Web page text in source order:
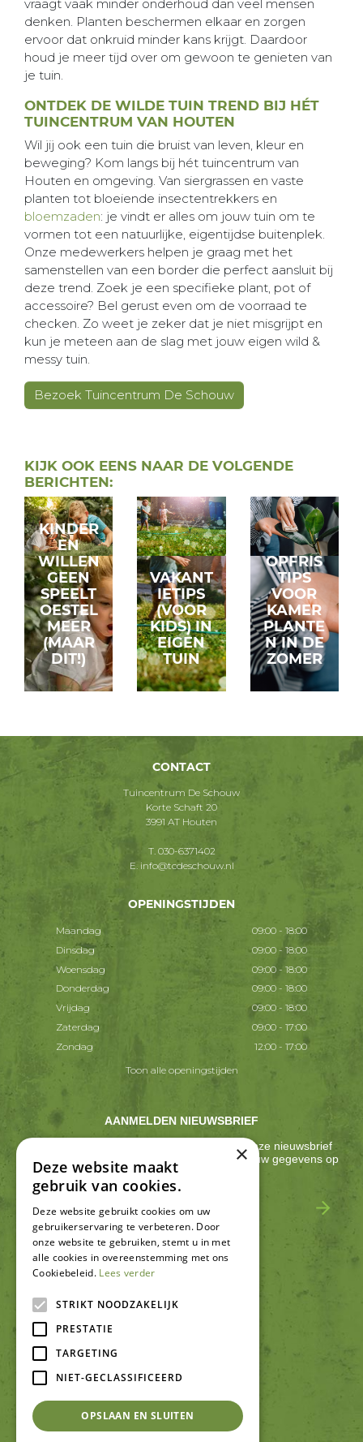
vraagt vaak minder onderhoud dan veel mensen
denken. Planten beschermen elkaar en zorgen
ervoor dat onkruid minder kans krijgt. Daardoor
houd je meer tijd over om gewoon te genieten van
je tuin.
ONTDEK DE WILDE TUIN TREND BIJ HÉT
TUINCENTRUM VAN HOUTEN
Wil jij ook een tuin die bruist van leven, kleur en
beweging? Kom langs bij hét tuincentrum van
Houten en omgeving. Van siergrassen en vaste
planten tot bloeiende insectentrekkers en
bloemzaden: je vindt er alles om jouw tuin om te
vormen tot een natuurlijke, eigentijdse buitenplek.
Onze medewerkers helpen je graag met het
samenstellen van een border die perfect aansluit bij
deze trend. Zoek je een specifieke plant, pot of
accessoire? Bel gerust even om de voorraad te
checken. Zo weet je zeker dat je niet misgrijpt en
kun je meteen aan de slag met jouw eigen wild &
messy tuin.
Bezoek Tuincentrum De Schouw
KIJK OOK EENS NAAR DE VOLGENDE
BERICHTEN:
KINDER
EN
WILLEN
GEEN
SPEELT
OESTEL
MEER
(MAAR
DIT!)
VAKANT
IETIPS
(VOOR
KIDS) IN
EIGEN
TUIN
OPFRIS
TIPS
VOOR
KAMER
PLANTE
N IN DE
ZOMER
CONTACT
Tuincentrum De Schouw
Korte Schaft 20
3991 AT Houten
T. 030-6371402
E. info@tcdeschouw.nl
OPENINGSTIJDEN
Maandag
09:00 - 18:00
Dinsdag
09:00 - 18:00
Woensdag
09:00 - 18:00
Donderdag
09:00 - 18:00
Vrijdag
09:00 - 18:00
Zaterdag
09:00 - 17:00
Zondag
12:00 - 17:00
Toon alle openingstijden
AANMELDEN NIEUWSBRIEF
Ontvang ongeveer één keer per 2 weken onze nieuwsbrief
met acties, nieuws & activiteiten! We slaan jouw gegevens op
conform onze
×
Deze website maakt
gebruik van cookies.
Deze website gebruikt cookies om uw
gebruikerservaring te verbeteren. Door
onze website te gebruiken, stemt u in met
alle cookies in overeenstemming met ons
Cookiebeleid. Lees verder
STRIKT NOODZAKELIJK
PRESTATIE
TARGETING
NIET-GECLASSIFICEERD
OPSLAAN EN SLUITEN